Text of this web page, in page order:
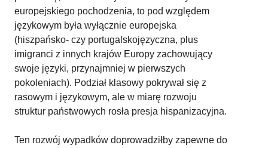
europejskiego pochodzenia, to pod względem
językowym była wyłącznie europejska
(hiszpańsko- czy portugalskojęzyczna, plus
imigranci z innych krajów Europy zachowujący
swoje języki, przynajmniej w pierwszych
pokoleniach). Podział klasowy pokrywał się z
rasowym i językowym, ale w miarę rozwoju
struktur państwowych rosła presja hispanizacyjna.
Ten rozwój wypadków doprowadziłby zapewne do